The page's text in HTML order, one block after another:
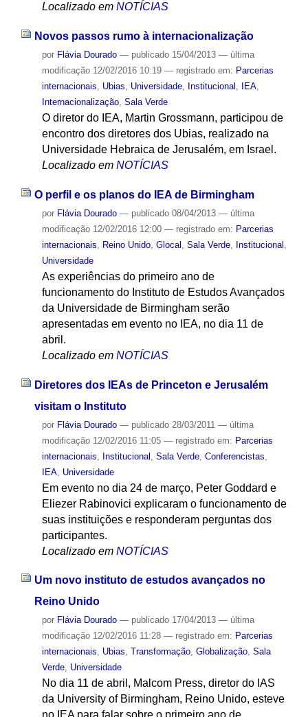
Localizado em NOTÍCIAS
Novos passos rumo à internacionalização
por Flávia Dourado — publicado15/04/2013 — última
modificação12/02/2016 10:19 — registrado em: Parcerias
internacionais, Ubias, Universidade, Institucional , IEA,
Internacionalização, Sala Verde
O diretor do IEA, Martin Grossmann, participou de
encontro dos diretores dos Ubias, realizado na
Universidade Hebraica de Jerusalém, em Israel.
Localizado em NOTÍCIAS
O perfil e os planos do IEA de Birmingham
por Flávia Dourado — publicado08/04/2013 — última
modificação12/02/2016 12:00 — registrado em: Parcerias
internacionais
Reino Unido, Glocal Sala Verde, Institucional
Universidade
As experiências do primeiro ano de
funcionamento do Instituto de Estudos Avançados
da Universidade de Birmingham serão
apresentadas em evento no IEA, no dia 11 de
abril.
Localizado em NOTÍCIAS
Diretores dos IEAs de Princeton e Jerusalém
visitam o Instituto
por Flávia Dourado — publicado28/03/2011 — última
modificação12/02/2016 11:05 — registrado em: Parcerias
internacionais
Institucional Sala Verde, Conferencistas
IEA, Universidade
Em evento no dia 24 de março, Peter Goddard e
Eliezer Rabinovici explicaram o funcionamento de
suas instituições e responderam perguntas dos
participantes.
Localizado em NOTÍCIAS
Um novo instituto de estudos avançados no
Reino Unido
por Flávia Dourado — publicado17/04/2013 — última
modificação12/02/2016 11:28 — registrado em: Parcerias
internacionais, Ubias, Transformação, Globalização, Sala
Verde, Universidade
No dia 11 de abril, Malcom Press, diretor do IAS
da University of Birmingham, Reino Unido, esteve